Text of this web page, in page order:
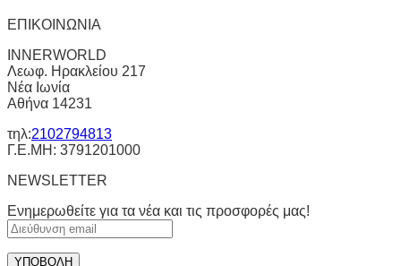
ΕΠΙΚΟΙΝΩΝΙΑ
INNERWORLD
Λεωφ. Ηρακλείου 217
Νέα Ιωνία
Αθήνα 14231
τηλ:2102794813
Γ.Ε.ΜΗ: 3791201000
NEWSLETTER
Ενημερωθείτε για τα νέα και τις προσφορές μας!